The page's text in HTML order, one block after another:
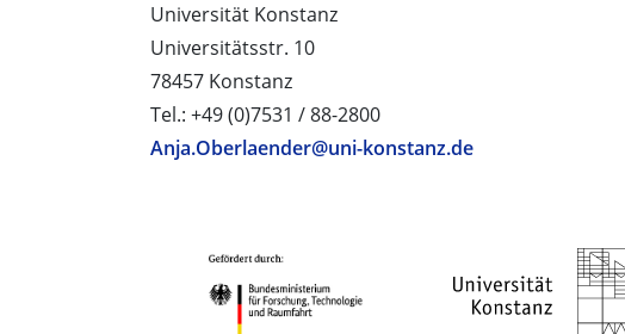
Universität Konstanz
Universitätsstr. 10
78457 Konstanz
Tel.: +49 (0)7531 / 88-2800
Anja.Oberlaender@uni-konstanz.de